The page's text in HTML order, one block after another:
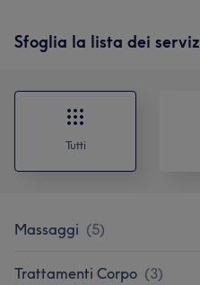
Sfoglia la lista dei
Tutti
Massaggi (5)
Trattamenti Corpo (3)